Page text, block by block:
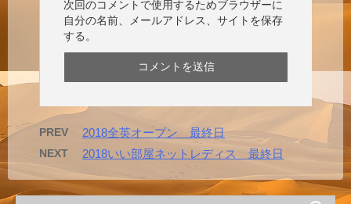
次回のコメントで使用するためブラウザーに
自分の名前、メールアドレス、サイトを保存
する。
PREV 2018全英オープン 最終日
NEXT 2018いい部屋ネットレディス 最終日